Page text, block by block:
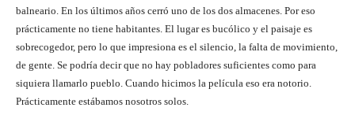
balneario. En los últimos años cerró uno de los dos almacenes. Por eso
prácticamente no tiene habitantes. El lugar es bucólico y el paisaje es
sobrecogedor, pero lo que impresiona es el silencio, la falta de movimiento,
de gente. Se podría decir que no hay pobladores suficientes como para
siquiera llamarlo pueblo. Cuando hicimos la película eso era notorio.
Prácticamente estábamos nosotros solos.